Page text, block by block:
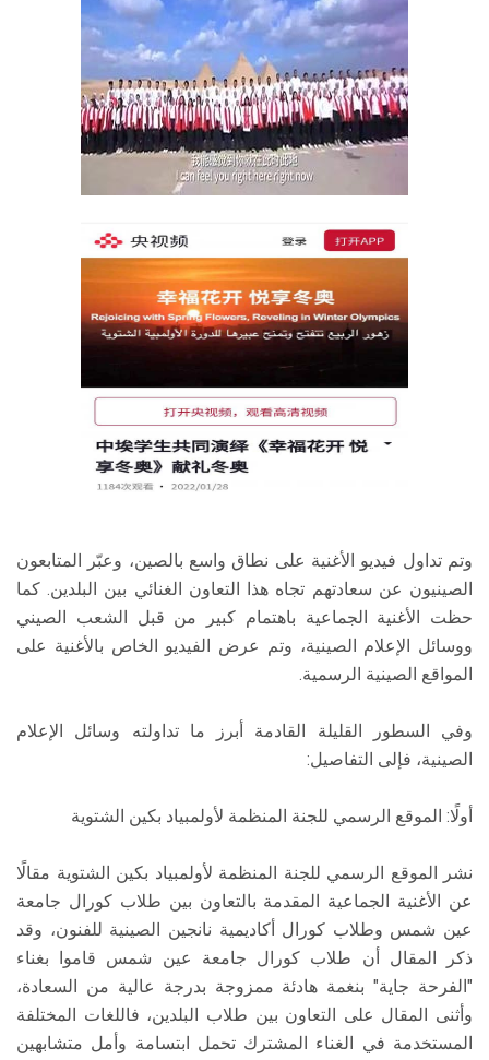
وتم تداول فيديو الأغنية على نطاق واسع بالصين، وعبّر المتابعون
الصينيون عن سعادتهم تجاه هذا التعاون الغنائي بين البلدين. كما
حظت الأغنية الجماعية باهتمام كبير من قبل الشعب الصيني
ووسائل الإعلام الصينية، وتم عرض الفيديو الخاص بالأغنية على
المواقع الصينية الرسمية.
وفي السطور القليلة القادمة أبرز ما تداولته وسائل الإعلام
الصينية، فإلى التفاصيل:
أولًا: الموقع الرسمي للجنة المنظمة لأولمبياد بكين الشتوية
نشر الموقع الرسمي للجنة المنظمة لأولمبياد بكين الشتوية مقالًا
عن الأغنية الجماعية المقدمة بالتعاون بين طلاب كورال جامعة
عين شمس وطلاب كورال أكاديمية نانجين الصينية للفنون، وقد
ذكر المقال أن طلاب كورال جامعة عين شمس قاموا بغناء
"الفرحة جاية" بنغمة هادئة ممزوجة بدرجة عالية من السعادة،
وأثنى المقال على التعاون بين طلاب البلدين، فاللغات المختلفة
المستخدمة في الغناء المشترك تحمل ابتسامة وأمل متشابهين